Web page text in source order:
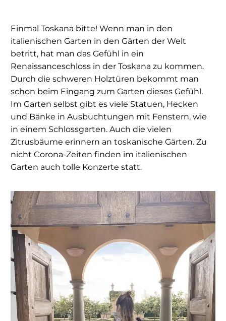
Einmal Toskana bitte! Wenn man in den
italienischen Garten in den Gärten der Welt
betritt, hat man das Gefühl in ein
Renaissanceschloss in der Toskana zu kommen.
Durch die schweren Holztüren bekommt man
schon beim Eingang zum Garten dieses Gefühl.
Im Garten selbst gibt es viele Statuen, Hecken
und Bänke in Ausbuchtungen mit Fenstern, wie
in einem Schlossgarten. Auch die vielen
Zitrusbäume erinnern an toskanische Gärten. Zu
nicht Corona-Zeiten finden im italienischen
Garten auch tolle Konzerte statt.